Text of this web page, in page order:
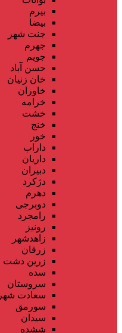
بیرم
بیضا
جنت شهر
جهرم
جویم
حسن آباد
خان زنیان
خاوران
خرامه
خشت
خنج
خور
داراب
داریان
دبیران
دژکرد
دهرم
دوبرجی
رامجرد
رونیز
زاهدشهر
زرقان
زرین دشت
سده
سروستان
سعادت شهر
سورمق
سیدان
ششده